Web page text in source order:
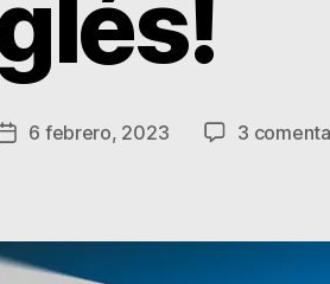
Fecha6 febrero, 2023 3